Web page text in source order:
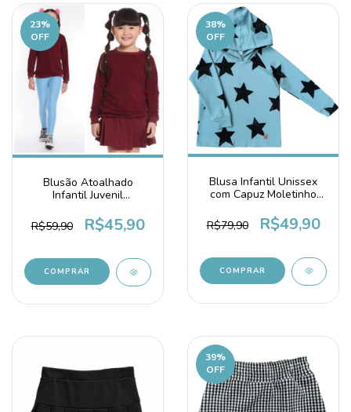
23%
OFF
Blusão Atoalhado
Infantil Juvenil
Marsala Vinho
R$59,90 R$45,90
COMPRAR
38%
OFF
Blusa Infantil Unissex
com Capuz Moletinho
Estrelas
R$79,90 R$49,90
COMPRAR
39%
OFF